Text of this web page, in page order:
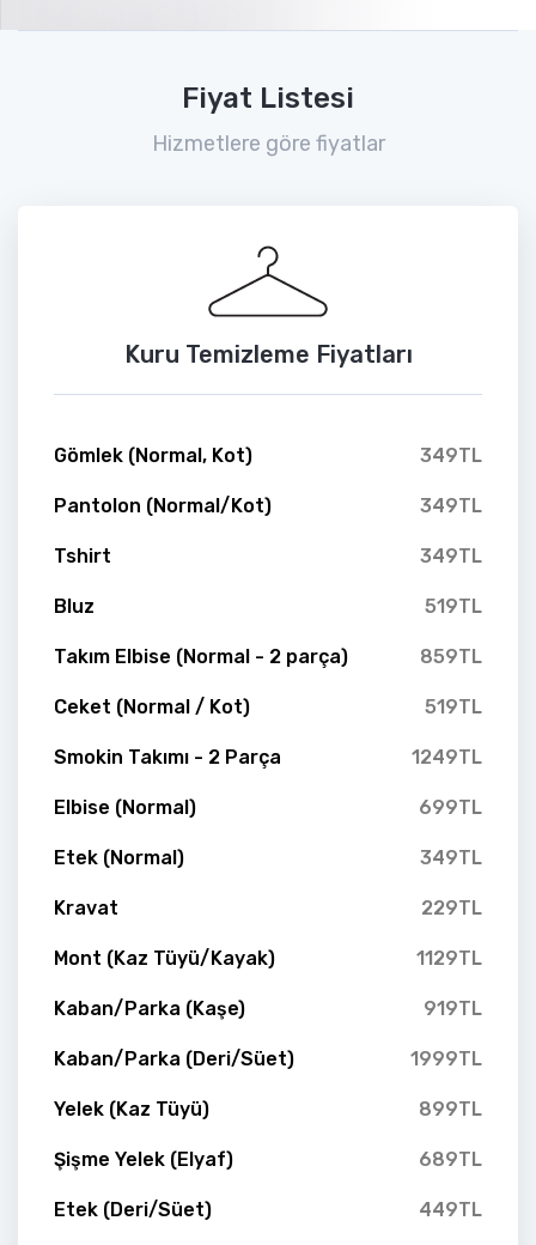
Fiyat Listesi
Hizmetlere göre fiyatlar
Kuru Temizleme Fiyatları
Gömlek (Normal, Kot) 349TL
Pantolon (Normal/Kot) 349TL
Tshirt 349TL
Bluz 519TL
Takım Elbise (Normal - 2 parça) 859TL
Ceket (Normal / Kot) 519TL
Smokin Takımı - 2 Parça 1249TL
Elbise (Normal) 699TL
Etek (Normal) 349TL
Kravat 229TL
Mont (Kaz Tüyü/Kayak) 1129TL
Kaban/Parka (Kaşe) 919TL
Kaban/Parka (Deri/Süet) 1999TL
Yelek (Kaz Tüyü) 899TL
Şişme Yelek (Elyaf) 689TL
Etek (Deri/Süet) 449TL